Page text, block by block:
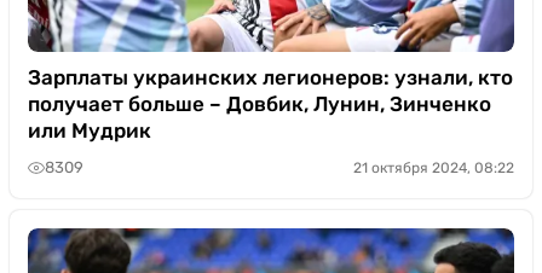
Зарплаты украинских легионеров: узнали, кто
получает больше – Довбик, Лунин, Зинченко
или Мудрик
8309 21 октября 2024, 08:22